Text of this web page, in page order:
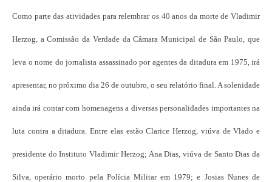
Como parte das atividades para relembrar os 40 anos da morte de Vladimir
Herzog, a Comissão da Verdade da Câmara Municipal de São Paulo, que
leva o nome do jornalista assassinado por agentes da ditadura em 1975, irá
apresentar, no próximo dia 26 de outubro, o seu relatório final. A solenidade
ainda irá contar com homenagens a diversas personalidades importantes na
luta contra a ditadura. Entre elas estão Clarice Herzog, viúva de Vlado e
presidente do Instituto Vladimir Herzog; Ana Dias, viúva de Santo Dias da
Silva, operário morto pela Polícia Militar em 1979; e Josias Nunes de